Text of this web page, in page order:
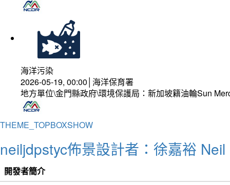
海洋污染
2026-05-19, 00:00│海洋保育署
地方單位\金門縣政府\環境保護局：新加坡籍油輪Sun
THEME_TOPBOXSHOW
neiljdpstyc佈景設計者：徐嘉裕
開發者簡介